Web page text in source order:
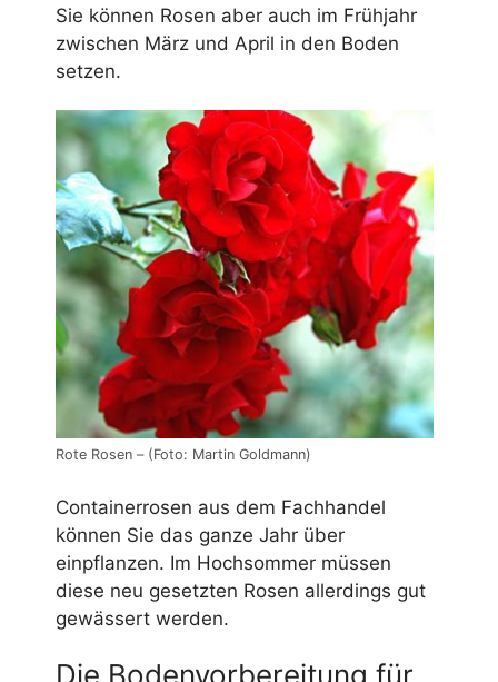
Sie können Rosen aber auch im Frühjahr
zwischen März und April in den Boden
setzen.
Rote Rosen – (Foto: Martin Goldmann)
Containerrosen aus dem Fachhandel
können Sie das ganze Jahr über
einpflanzen. Im Hochsommer müssen
diese neu gesetzten Rosen allerdings gut
gewässert werden.
Die Bodenvorbereitung für